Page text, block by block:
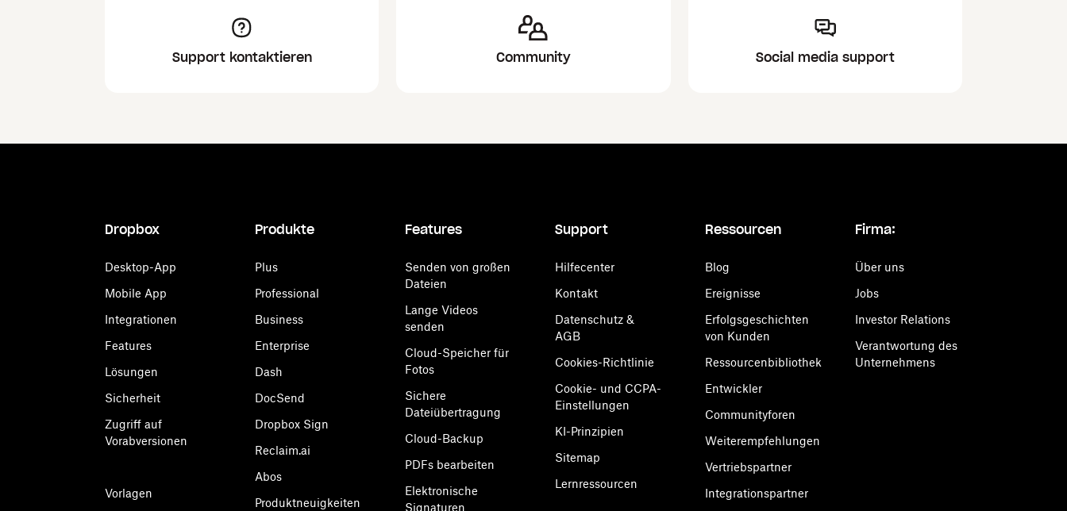
Support kontaktieren Community Social media support
Dropbox
Desktop-App
Mobile App
Integrationen
Features
Lösungen
Sicherheit
Zugriff auf
Vorabversionen
Vorlagen
Produkte
Plus
Professional
Business
Enterprise
Dash
DocSend
Dropbox Sign
Reclaim.ai
Abos
Produktneuigkeiten
Features
Senden von großen
Dateien
Lange Videos
senden
Cloud-Speicher für
Fotos
Sichere
Dateiübertragung
Cloud-Backup
PDFs bearbeiten
Elektronische
Signaturen
Support
Hilfecenter
Kontakt
Datenschutz &
AGB
Cookies-Richtlinie
Cookie- und CCPA-
Einstellungen
KI-Prinzipien
Sitemap
Lernressourcen
Ressourcen
Blog
Ereignisse
Erfolgsgeschichten
von Kunden
Ressourcenbibliothek
Entwickler
Communityforen
Weiterempfehlungen
Vertriebspartner
Integrationspartner
Firma:
Über uns
Jobs
Investor Relations
Verantwortung des
Unternehmens